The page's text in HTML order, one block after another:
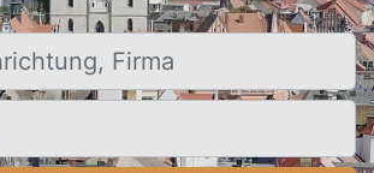
Firma